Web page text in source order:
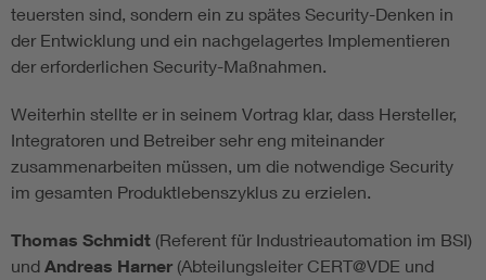
teuersten sind, sondern ein zu spätes Security-Denken in
der Entwicklung und ein nachgelagertes Implementieren
der erforderlichen Security-Maßnahmen.
Weiterhin stellte er in seinem Vortrag klar, dass Hersteller,
Integratoren und Betreiber sehr eng miteinander
zusammenarbeiten müssen, um die notwendige Security
im gesamten Produktlebenszyklus zu erzielen.
Thomas Schmidt (Referent für Industrieautomation im BSI)
und Andreas Harner (Abteilungsleiter CERT@VDE und